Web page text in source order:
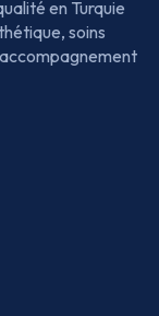
en Turquie
soins